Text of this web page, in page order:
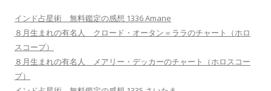
インド占星術 無料鑑定の感想 1336 Amane
８月生まれの有名人 クロード・オータン＝ララのチャート（ホロ
スコープ）
８月生まれの有名人 メアリー・デッカーのチャート（ホロスコー
プ）